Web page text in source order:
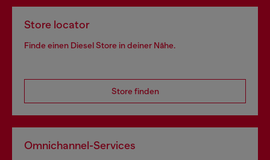
Store locator
Finde einen Diesel Store in deiner Nähe.
Store finden
Omnichannel-Services